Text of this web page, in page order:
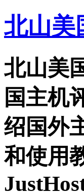
北山美
北山美
国主机
绍国外
和使用